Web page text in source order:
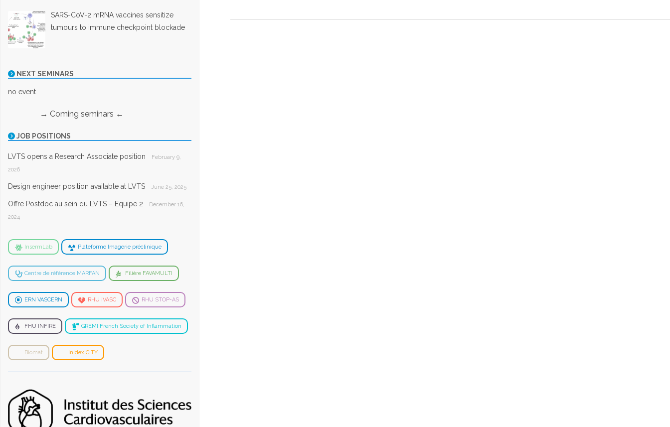
SARS-CoV-2 mRNA vaccines sensitize
tumours to immune checkpoint blockade
NEXT SEMINARS
no event
→ Coming seminars ←
JOB POSITIONS
LVTS opens a Research Associate position
February 9,
2026
Design engineer position available at LVTS June 25, 2025
Offre Postdoc au sein du LVTS – Equipe 2
December 16,
2024
InsermLab Plateforme Imagerie préclinique
Centre de référence MARFAN Filière FAVAMULTI
ERN VASCERN RHU iVASC RHU STOP-AS
FHU INFIRE GREMI French Society of Inflammation
Biomat Inidex CITY